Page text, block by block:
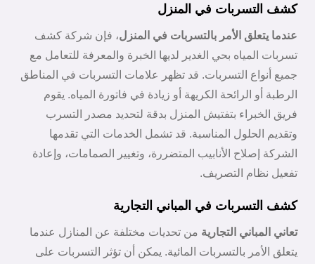
كشف التسربات في المنزل
عندما يتعلق الأمر بالتسربات في المنزل، فإن شركة كشف
تسربات المياه بحي الغدير لديها الخبرة والمعرفة للتعامل مع
جميع أنواع التسربات. قد تظهر علامات التسربات في المناطق
الرطبة أو الرائحة الكريهة أو زيادة في فاتورة المياه. يقوم
فريق الخبراء بتفتيش المنزل بدقة لتحديد مصدر التسرب
وتقديم الحلول المناسبة. قد تشمل الخدمات التي تقدمها
الشركة إصلاح الأنابيب المتضررة، وتغيير الصمامات، وإعادة
تفعيل نظام التصريف.
كشف التسربات في المباني التجارية
تعاني المباني التجارية من تحديات مختلفة عن المنازل عندما
يتعلق الأمر بالتسربات المائية. يمكن أن تؤثر التسربات على